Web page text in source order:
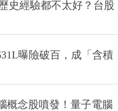
史經驗都不太好？台股
曝險破百，成「含積
概念股噴發！量子電腦